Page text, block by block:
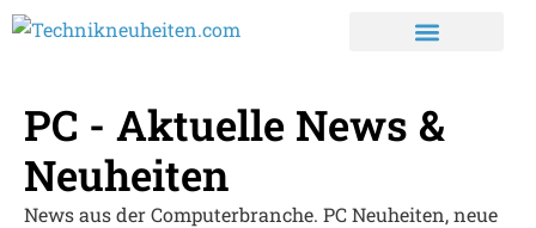
PC - Aktuelle News &
Neuheiten
News aus der Computerbranche. PC Neuheiten, neue